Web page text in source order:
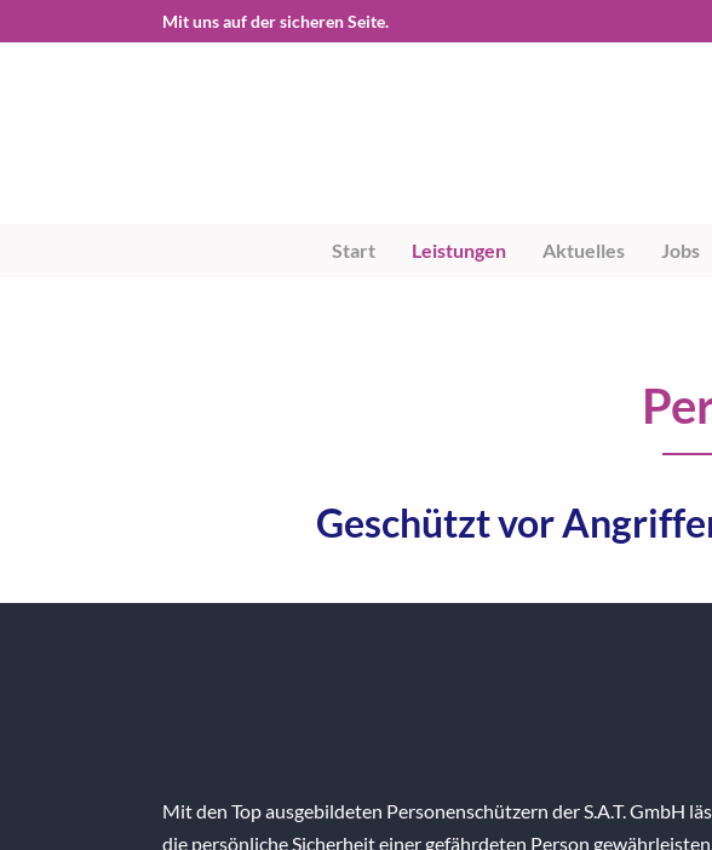
Start Leistungen Aktuelles Jobs
Geschützt vor
Mit den Top ausgebildeten Personenschützern der S.A.T. GmbH
die persönliche Sicherheit einer gefährdeten Person